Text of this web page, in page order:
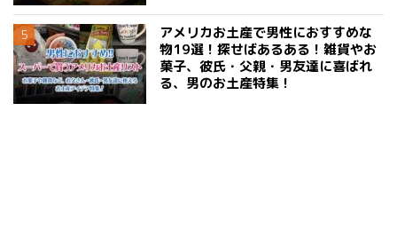
アメリカお土産で男性におすすめな
物19選！探せばあるある！雑貨やお
菓子、彼氏・父親・男友達に喜ばれ
る、男のお土産特集！